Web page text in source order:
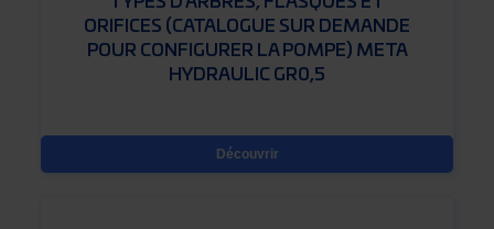
ORIFICES (CATALOGUE SUR DEMANDE
POUR CONFIGURER LA POMPE) META
HYDRAULIC GR0,5
Découvrir